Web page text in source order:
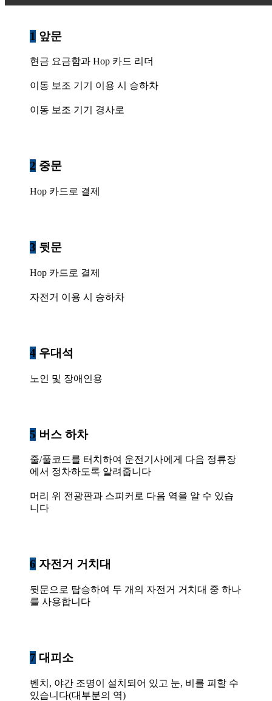
1 앞문
현금 요금함과 Hop 카드 리더
이동 보조 기기 이용 시 승하차
이동 보조 기기 경사로
2 중문
Hop 카드로 결제
3 뒷문
Hop 카드로 결제
자전거 이용 시 승하차
4 우대석
노인 및 장애인용
5 버스 하차
줄/풀코드를 터치하여 운전기사에게 다음 정류장
에서 정차하도록 알려줍니다
머리 위 전광판과 스피커로 다음 역을 알 수 있습
니다
6 자전거 거치대
뒷문으로 탑승하여 두 개의 자전거 거치대 중 하나
를 사용합니다
7 대피소
벤치, 야간 조명이 설치되어 있고 눈, 비를 피할 수
있습니다(대부분의 역)